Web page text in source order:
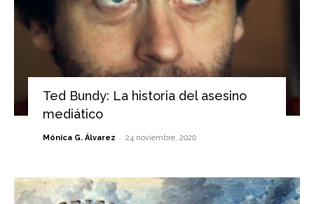
Ted Bundy: La historia del asesino
mediático
Mónica G. Álvarez - 24 noviembre, 2020